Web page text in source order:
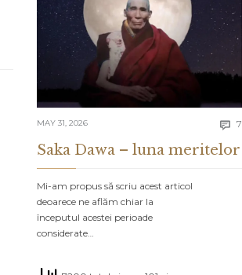
MAY 31, 2026  7
Saka Dawa – luna meritelor
Mi-am propus să scriu acest articol
deoarece ne aflăm chiar la
începutul acestei perioade
considerate…